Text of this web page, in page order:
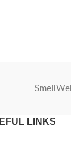
SmellWell
LINKS